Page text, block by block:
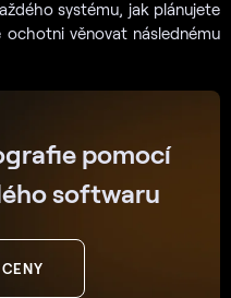
systému, jak plánujete
věnovat následnému
pomocí
softwaru